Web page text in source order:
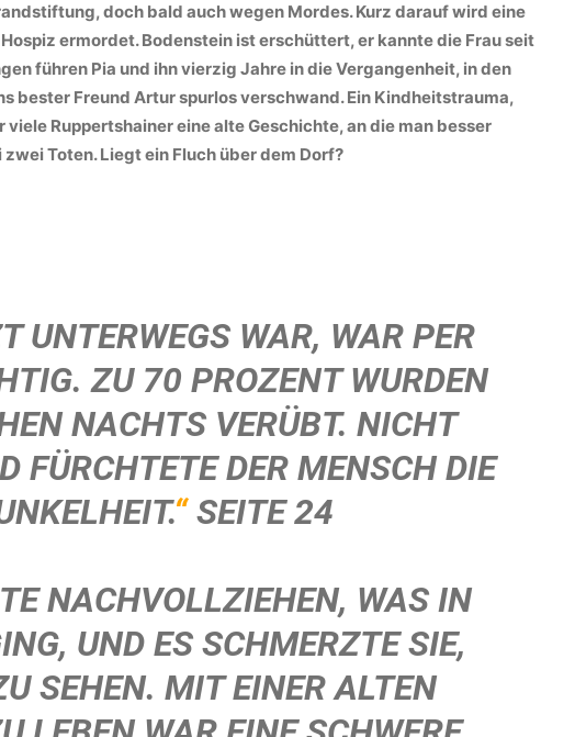
doch bald auch wegen Mordes. Kurz darauf wird eine
ermordet. Bodenstein ist erschüttert, er kannte die Frau seit
führen Pia und ihn vierzig Jahre in die Vergangenheit, in den
bester Freund Artur spurlos verschwand. Ein Kindheitstrauma,
viele Ruppertshainer eine alte Geschichte, an die man besser
Toten. Liegt ein Fluch über dem Dorf?
UNTERWEGS WAR, WAR PER
ZU 70 PROZENT WURDEN
NACHTS VERÜBT. NICHT
FÜRCHTETE DER MENSCH DIE
“SEITE 24
NACHVOLLZIEHEN, WAS IN
UND ES SCHMERZTE SIE,
SEHEN. MIT EINER ALTEN